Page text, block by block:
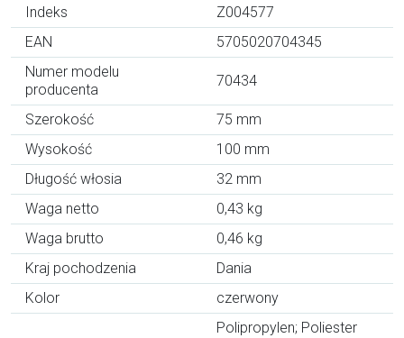
Indeks
Z004577
EAN
5705020704345
Numer modelu
producenta
70434
Szerokość
75 mm
Wysokość
100 mm
Długość włosia
32 mm
Waga netto
0,43 kg
Waga brutto
0,46 kg
Kraj pochodzenia
Dania
Kolor
czerwony
Polipropylen; Poliester